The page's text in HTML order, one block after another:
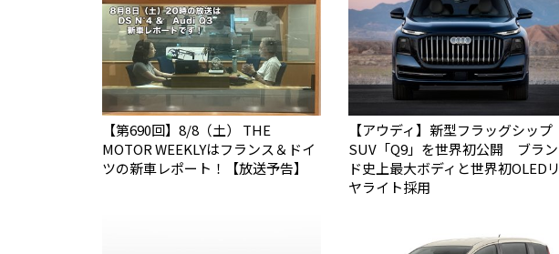
【第690回】8/8（土） THE
MOTOR WEEKLYはフランス＆ドイ
ツの新車レポート！【放送予告】
【アウディ】新型フラッグシップ
SUV「Q9」を世界初公開 ブラン
ド史上最大ボディと世界初OLEDリ
ヤライト採用